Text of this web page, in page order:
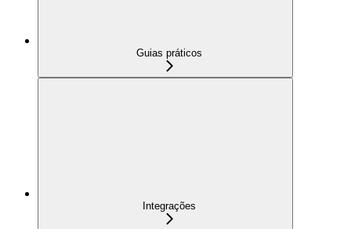
Guias práticos
Integrações